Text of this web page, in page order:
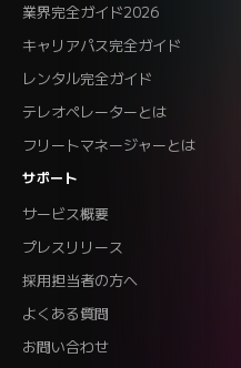
業界完全ガイド2026
キャリアパス完全ガイド
レンタル完全ガイド
テレオペレーターとは
フリートマネージャーとは
サポート
サービス概要
プレスリリース
採用担当者の方へ
よくある質問
お問い合わせ